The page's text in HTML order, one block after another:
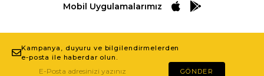
Mobil Uygulamalarımız
Kampanya, duyuru ve bilgilendirmelerden
e-posta ile haberdar olun.
GÖNDER